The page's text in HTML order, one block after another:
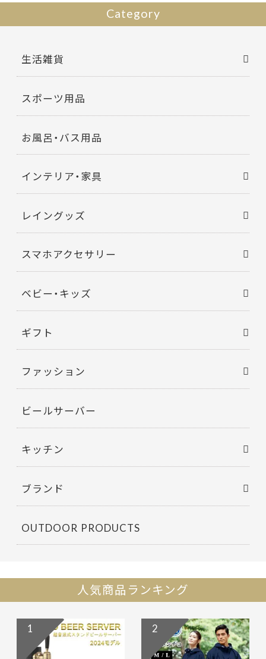
Category
生活雑貨
スポーツ用品
お風呂・バス用品
インテリア・家具
レイングッズ
スマホアクセサリー
ベビー・キッズ
ギフト
ファッション
ビールサーバー
キッチン
ブランド
OUTDOOR PRODUCTS
人気商品ランキング
1 2